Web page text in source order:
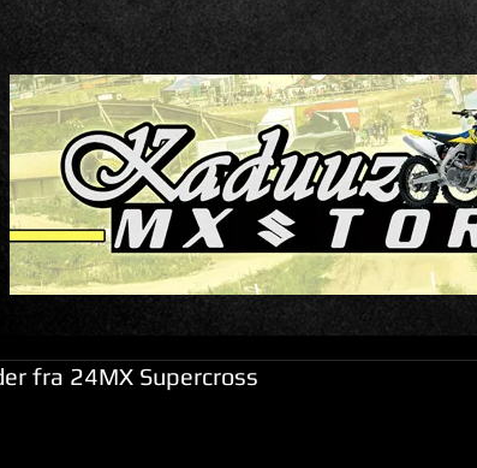
fra 24MX Supercross